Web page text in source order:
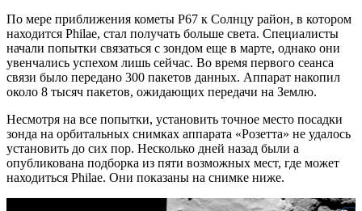
По мере приближения кометы P67 к Солнцу район, в котором
находится Philae, стал получать больше света. Специалисты
начали попытки связаться с зондом еще в марте, однако они
увенчались успехом лишь сейчас. Во время первого сеанса
связи было передано 300 пакетов данных. Аппарат накопил
около 8 тысяч пакетов, ожидающих передачи на Землю.
Несмотря на все попытки, установить точное место посадки
зонда на орбитальных снимках аппарата «Розетта» не удалось
установить до сих пор. Несколько дней назад были а
опубликована подборка из пяти возможных мест, где может
находиться Philae. Они показаны на снимке ниже.